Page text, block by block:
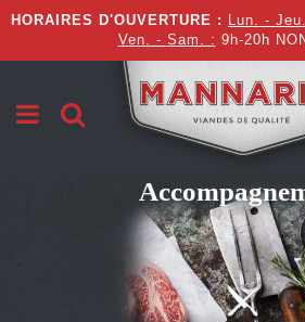
HORAIRES D'OUVERTURE : Lun. - Jeu.
Ven. - Sam. : 9h-20h